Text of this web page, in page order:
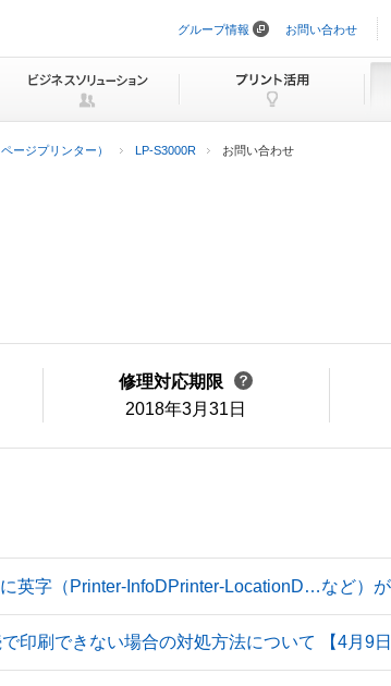
ビ
ョ
グループ情報 お問い合わせ
ージプリンター） LP-S3000R お問い合わせ
修理対応期限
2018年3月31日
英字（Printer-InfoDPrinter-LocationD…など）
印刷できない場合の対処方法について 【4月9日